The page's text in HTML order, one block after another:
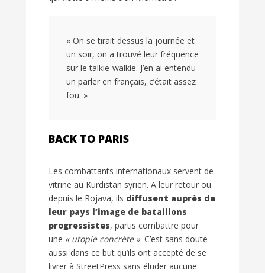
« On se tirait dessus la journée et
un soir, on a trouvé leur fréquence
sur le talkie-walkie. J’en ai entendu
un parler en français, c’était assez
fou. »
BACK TO PARIS
Les combattants internationaux servent de
vitrine au Kurdistan syrien. A leur retour ou
depuis le Rojava, ils diffusent auprès de
leur pays l’image de bataillons
progressistes, partis combattre pour
une « utopie concrète ». C’est sans doute
aussi dans ce but qu’ils ont accepté de se
livrer à StreetPress sans éluder aucune